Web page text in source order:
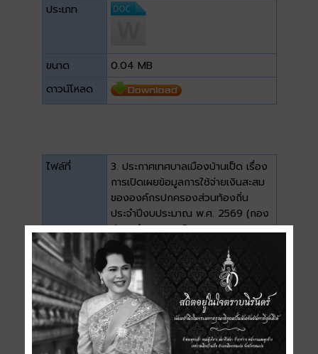
ประเภท
ขนาด
0.04 MB
ดาวน์โหลด
ไฟล์ที่
3. ประกาศเทศบาลเมืองบ้านเป็ด เรื่อง
การเปิดเผยข้อมูลการใช้จ่ายเงินสะสม
ขององค์กรปกครองส่วนท้องถิ่น
ประจำปีงบประมาณ พ.ศ. 2569 (กอง
ช่าง) จำนวน 26 โครงการ
ประเภท
ขนาด
0.04 MB
ดาวน์โหลด